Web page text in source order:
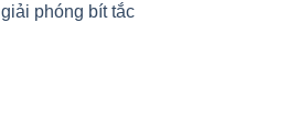
giải phóng bít tắc